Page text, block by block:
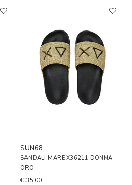
SUN68
SANDALI MARE X36211 DONNA
ORO
€ 35,00